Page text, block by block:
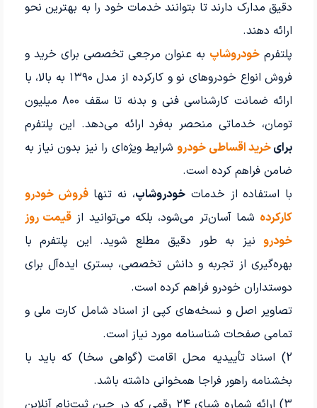
دقیق مدارک دارند تا بتوانند خدمات خود را به بهترین نحو
ارائه دهند.
پلتفرم خودروشاپ به عنوان مرجعی تخصصی برای خرید و
فروش انواع خودروهای نو و کارکرده از مدل ۱۳۹۰ به بالا، با
ارائه ضمانت کارشناسی فنی و بدنه تا سقف ۸۰۰ میلیون
تومان، خدماتی منحصر به‌فرد ارائه می‌دهد. این پلتفرم
برایخرید اقساطی خودروشرایط ویژه‌ای را نیز بدون نیاز به
ضامن فراهم کرده است.
با استفاده از خدمات خودروشاپ، نه تنهافروش خودرو
کارکرده شما آسان‌تر می‌شود، بلکه می‌توانید از قیمت روز
خودرونیز به طور دقیق مطلع شوید. این پلتفرم با
بهره‌گیری از تجربه و دانش تخصصی، بستری ایده‌آل برای
دوستداران خودرو فراهم کرده است.
تصاویر اصل و نسخه‌های کپی از اسناد شامل کارت ملی و
تمامی صفحات شناسنامه مورد نیاز است.
2) اسناد تأییدیه محل اقامت (گواهی سخا) که باید با
بخشنامه راهور فراجا همخوانی داشته باشد.
۳) ارائه شماره شبای ۲۴ رقمی که در حین ثبت‌نام آنلاین